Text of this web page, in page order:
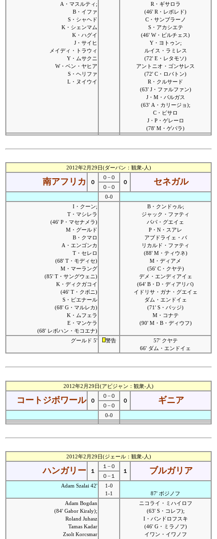
A・マスルティ;
B・イファ
S・シャヘド
K・シェンマム
K・ハグイ
J・サイヒ
メイディ・トラウィ
Y・ムサクニ
W・ベン・ヤヒア
S・ヘリファ
L・ヌイウイ
R・ギサロラ
(46' R・レボレド)
C・サンブラーノ
S・アカシエテ
(46' W・ビルチェス)
Y・ヨトゥン;
ルイス・ラミレス
(72' E・レタモソ)
アントニオ・ゴンサレス
(72' C・ロバトン)
R・クルサード
(63' J・ファルファン)
J・M・バルガス
(63' A・カリージョ);
C・ピサロ
J・P・ゲレーロ
(78' M・ゲバラ)
2012年2月29日(ダーバン：観衆-人)
南アフリカ ０
０−０
０
セネガル
０−０
0-0
I・クーン;
T・マシレラ
(46' P・マセナメラ)
M・グールド
B・クマロ
A・エンゴンカ
T・セレロ
(68' T・モディセ)
M・マーラング
(85' T・サングウェニ)
K・ディクガコイ
(46' T・クボニ)
S・ピエナール
(68' G・マルレカ)
K・ムフェラ
E・マンケラ
(68' レボハン・モコエナ)
B・クンドゥル;
ジャック・ファティ
パパ・グエイェ
P・N・スアレ
アブドライェ・バ
リカルド・ファティ
(88' M・ティウネ)
M・ディアメ
(56' C・クヤテ)
デメ・エンディアイェ
(64' B・D・ディアリバ)
イドリサ・ガナ・グエイェ
ダム・エンドイェ
(71' S・バッジ)
M・コナテ
(90' M・B・ディウフ)
グールド 5' 警告
57' クヤテ
66' ダム・エンドイェ
2012年2月29日(アビジャン：観衆-人)
コートジボワール ０
０−０
０
ギニア
０−０
0-0
2012年2月29日(ジェール：観衆-人)
ハンガリー １
１−０
１
ブルガリア
０−１
Adam Szalai 42'
1-0
1-1
87' ボジノフ
Adam Bogdan
(84' Gabor Kiraly);
Roland Juhasz
Tamas Kadar
Zsolt Korcsmar
ニコライ・ミハイロフ
(63' S・コレフ);
I・バンドロフスキ
(46' G・ミラノフ)
イワン・イワノフ